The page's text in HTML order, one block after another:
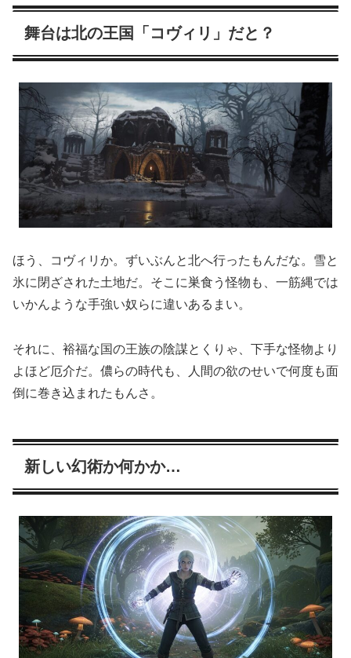
舞台は北の王国「コヴィリ」だと？
ほう、コヴィリか。ずいぶんと北へ行ったもんだな。雪と
氷に閉ざされた土地だ。そこに巣食う怪物も、一筋縄では
いかんような手強い奴らに違いあるまい。
それに、裕福な国の王族の陰謀とくりゃ、下手な怪物より
よほど厄介だ。儂らの時代も、人間の欲のせいで何度も面
倒に巻き込まれたもんさ。
新しい幻術か何かか…